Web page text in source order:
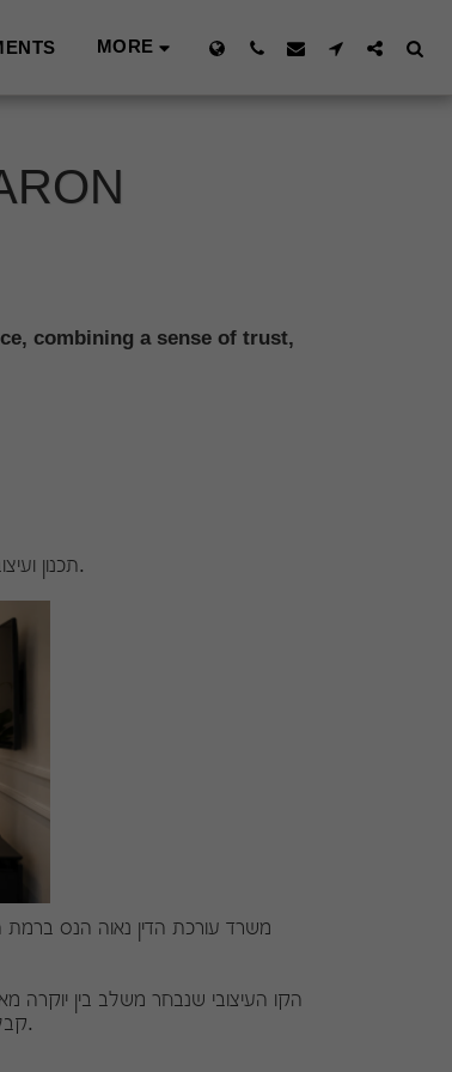
MORE
combining a sense of trust,
תכנון ועיצוב משרד משפטי יוקרתי, מאופק ומקצועי, המשלב תחושת אמון, דיסקרטיות ונוחות ללקוחות.
משרד עורכת הדין נאוה הנס ברמת
הקו העיצובי שנבחר משלב בין יוקרה
קבלת לקוחות, פגישות דיסקרטיות, עבודה ממוקדת, אחסון מסמכים ותדמית מקצועית מדויקת.